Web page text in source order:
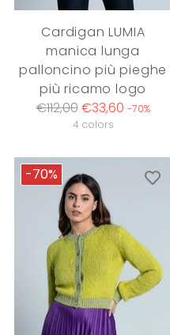
Cardigan LUMIA
manica lunga
palloncino più pieghe
più ricamo logo
Regular
€112,00€33,60 -70%
4 colors
-70%